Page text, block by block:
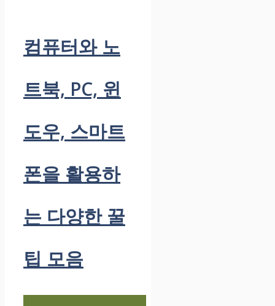
컴퓨터와 노
트북, PC, 윈
도우, 스마트
폰을 활용하
는 다양한 꿀
팁 모음